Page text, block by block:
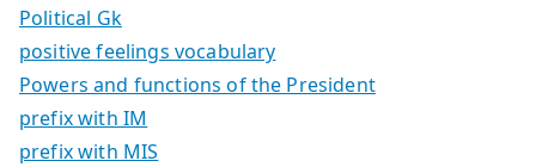
Political Gk
positive feelings vocabulary
Powers and functions of the President
prefix with IM
prefix with MIS